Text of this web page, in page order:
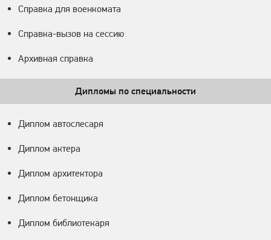
Справка для военкомата
Справка-вызов на сессию
Архивная справка
Дипломы по специальности
Диплом автослесаря
Диплом актера
Диплом архитектора
Диплом бетонщика
Диплом библиотекаря